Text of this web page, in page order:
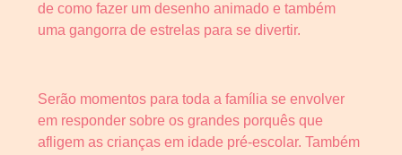
de como fazer um desenho animado e também
uma gangorra de estrelas para se divertir.
Serão momentos para toda a família se envolver
em responder sobre os grandes porquês que
afligem as crianças em idade pré-escolar. Também